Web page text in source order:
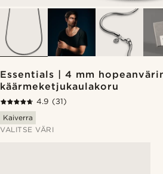
Essentials | 4 mm
käärmeketjukaulakoru
4.9 (31)
Kaiverra
VALITSE VÄRI